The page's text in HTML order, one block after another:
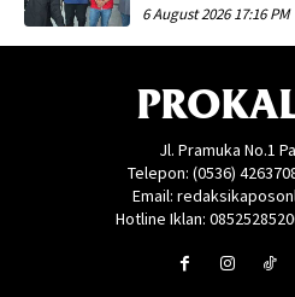
6 August 2026 17:16 PM
Jl. Pramuka No.1
Telepon: (0536)
Email:
Hotline Iklan: